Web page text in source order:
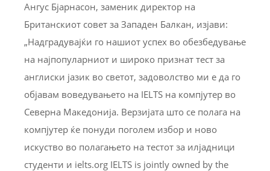
Ангус Бјарнасон, заменик директор на
Британскиот совет за Западен Балкан, изјави:
„Надградувајќи го нашиот успех во обезбедување
на најпопуларниот и широко признат тест за
англиски јазик во светот, задоволство ми е да го
објавам воведувањето на IELTS на компјутер во
Северна Македонија. Верзијата што се полага на
компјутер ќе понуди поголем избор и ново
искуство во полагањето на тестот за илјадници
студенти и ielts.org IELTS is jointly owned by the